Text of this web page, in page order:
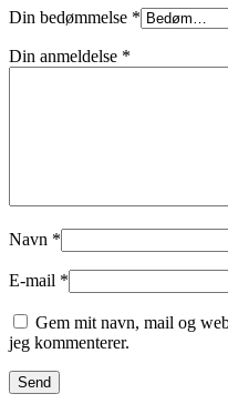
Din bedømmelse *
Din anmeldelse *
Navn *
E-mail *
Gem mit navn, mail og
jeg kommenterer.